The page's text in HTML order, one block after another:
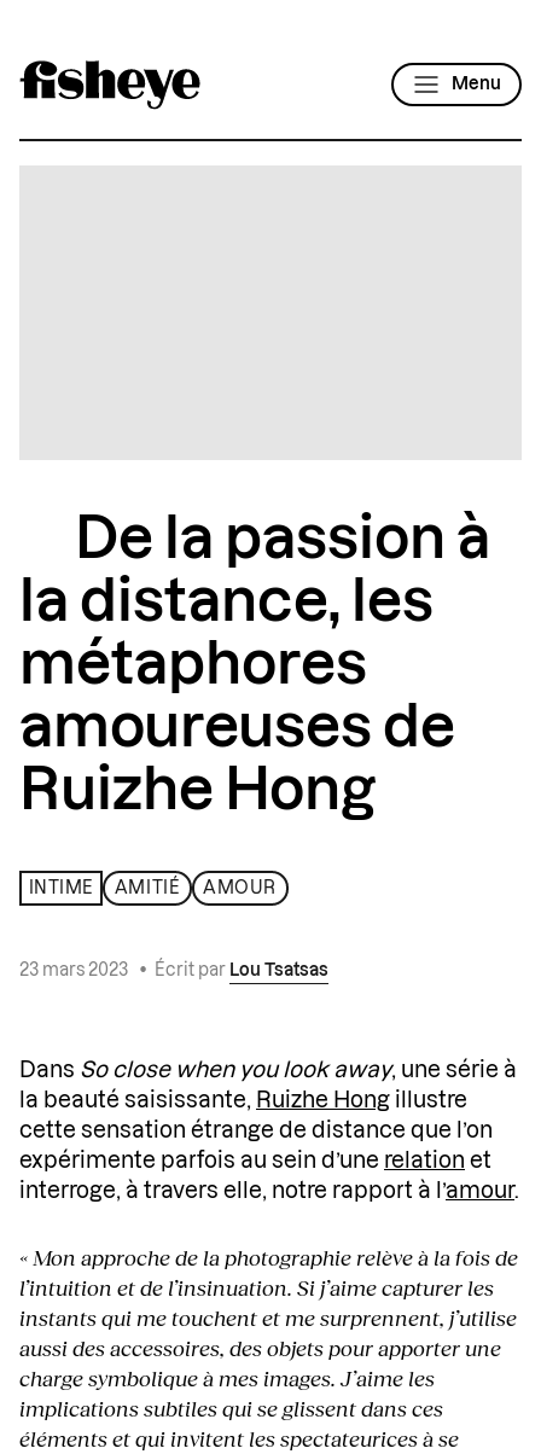
Menu
De la passion à
la distance, les
métaphores
amoureuses de
Ruizhe Hong
INTIME AMITIÉ AMOUR
23 mars 2023 • Écrit par Lou Tsatsas
Dans So close when you look away, une série à
la beauté saisissante, Ruizhe Hong illustre
cette sensation étrange de distance que l’on
expérimente parfois au sein d’une relation et
interroge, à travers elle, notre rapport à l’amour.
« Mon approche de la photographie relève à la fois de
l’intuition et de l’insinuation. Si j’aime capturer les
instants qui me touchent et me surprennent, j’utilise
aussi des accessoires, des objets pour apporter une
charge symbolique à mes images. J’aime les
implications subtiles qui se glissent dans ces
éléments et qui invitent les spectateurices à se